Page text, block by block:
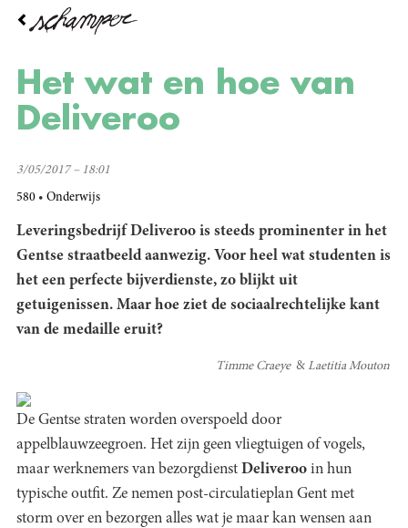
Overslaan
inhoud
gaanHet wat en hoe van
Deliveroo
3/05/2017 – 18:01
580 Onderwijs
Leveringsbedrijf Deliveroo is steeds prominenter in het
Gentse straatbeeld aanwezig. Voor heel wat studenten is
het een perfecte bijverdienste, zo blijkt uit
getuigenissen. Maar hoe ziet de sociaalrechtelijke kant
van de medaille eruit?
Timme Craeye Laetitia Mouton
De Gentse straten worden overspoeld door
appelblauwzeegroen. Het zijn geen vliegtuigen of vogels,
maar werknemers van bezorgdienst Deliveroo in hun
typische outfit. Ze nemen post-circulatieplan Gent met
storm over en bezorgen alles wat je maar kan wensen aan